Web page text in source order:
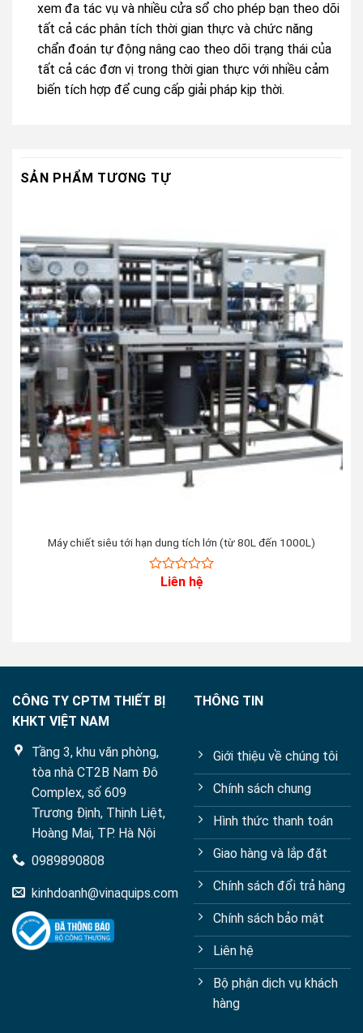
xem đa tác vụ và nhiều cửa sổ cho phép bạn theo dõi
tất cả các phân tích thời gian thực và chức năng
chẩn đoán tự động nâng cao theo dõi trạng thái của
tất cả các đơn vị trong thời gian thực với nhiều cảm
biến tích hợp để cung cấp giải pháp kịp thời.
SẢN PHẨM TƯƠNG TỰ
Máy chiết siêu tới hạn dung tích lớn (từ 80L đến 1000L)
Liên hệ
CÔNG TY CPTM THIẾT BỊ
KHKT VIỆT NAM
Tầng 3, khu văn phòng,
tòa nhà CT2B Nam Đô
Complex, số 609
Trương Định, Thịnh Liệt,
Hoàng Mai, TP. Hà Nội
0989890808
kinhdoanh@vinaquips.com
THÔNG TIN
Giới thiệu về chúng tôi
Chính sách chung
Hình thức thanh toán
Giao hàng và lắp đặt
Chính sách đổi trả hàng
Chính sách bảo mật
Liên hệ
Bộ phận dịch vụ khách
hàng